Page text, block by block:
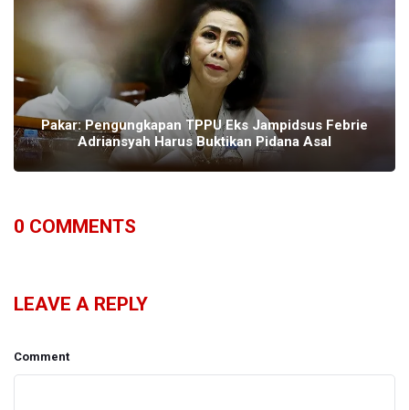
Pakar: Pengungkapan TPPU Eks Jampidsus Febrie
Adriansyah Harus Buktikan Pidana Asal
0 COMMENTS
LEAVE A REPLY
Comment